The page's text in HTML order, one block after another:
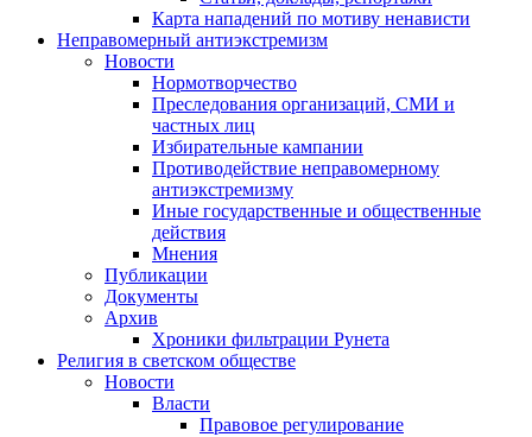
Карта нападений по мотиву ненависти
Неправомерный антиэкстремизм
Новости
Нормотворчество
Преследования организаций, СМИ и
частных лиц
Избирательные кампании
Противодействие неправомерному
антиэкстремизму
Иные государственные и общественные
действия
Мнения
Публикации
Документы
Архив
Хроники фильтрации Рунета
Религия в светском обществе
Новости
Власти
Правовое регулирование